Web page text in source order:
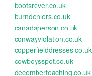
bootsrover.co.uk
burndeniers.co.uk
canadaperson.co.uk
conwayviolation.co.uk
copperfielddresses.co.uk
cowboysspot.co.uk
decemberteaching.co.uk